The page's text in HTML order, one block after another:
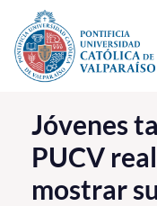
Click acá para ir
La Universidad
Investigación,
PUCV Internacional
Jóvenes
PUCV
mostrar